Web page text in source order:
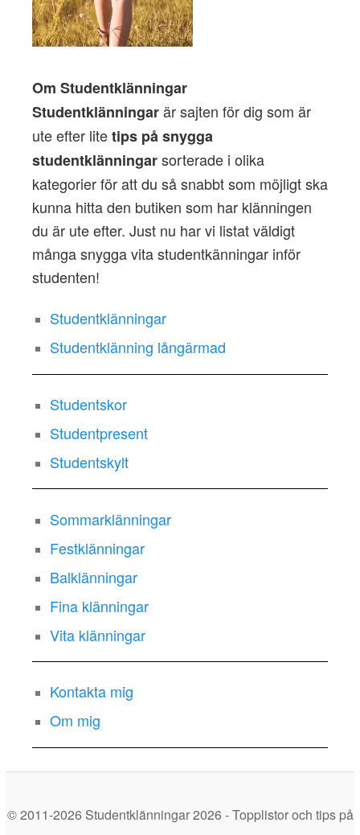
Om Studentklänningar
Studentklänningarär sajten för dig som är
ute efter litetips på snygga
studentklänningarsorterade i olika
kategorier för att du så snabbt som möjligt ska
kunna hitta den butiken som har klänningen
du är ute efter. Just nu har vi listat väldigt
många snygga vita studentkänningar inför
studenten!
Studentklänningar
Studentklänning långärmad
Studentskor
Studentpresent
Studentskylt
Sommarklänningar
Festklänningar
Balklänningar
Fina klänningar
Vita klänningar
Kontakta mig
Om mig
© 2011-2026 Studentklänningar 2026 - Topplistor och tips på